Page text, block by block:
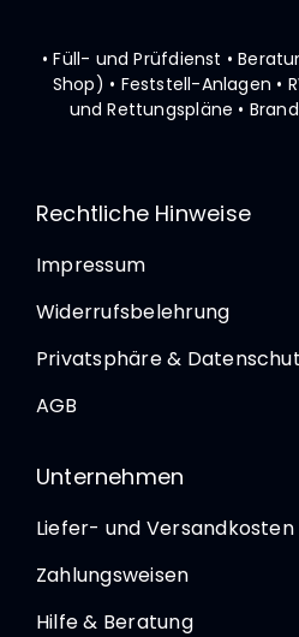
• Füll- und Prüfdienst •
Shop) • Feststell-Anlagen •
und Rettungspläne •
Rechtliche Hinweise
Impressum
Widerrufsbelehrung
Privatsphäre &
AGB
Unternehmen
Liefer- und Versandkosten
Zahlungsweisen
Hilfe & Beratung